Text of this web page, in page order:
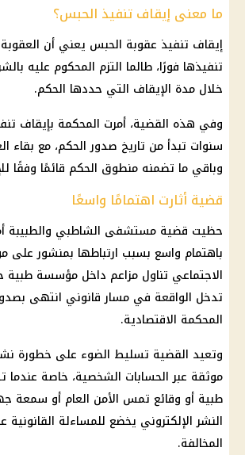
ما معنى إيقاف تنفيذ الحبس؟
إيقاف تنفيذ عقوبة الحبس يعني أن العقوبة
تنفيذها فورًا، طالما التزم المحكوم عليه
خلال مدة الإيقاف التي حددها الحكم.
سنوات تبدأ من تاريخ صدور الحكم، مع بقاء
وباقي ما تضمنه منطوق الحكم قائمًا وفقًا
قضية أثارت اهتمامًا واسعًا
حظيت قضية مستشفى الشاطبي والطبيبة
باهتمام واسع بسبب ارتباطها بمنشور على
الاجتماعي تناول مزاعم داخل مؤسسة طبية
تدخل الواقعة في مسار قانوني انتهى
المحكمة الاقتصادية.
وتعيد القضية تسليط الضوء على خطورة
موثقة عبر الحسابات الشخصية، خاصة
طبية أو وقائع تمس الأمن العام أو سمعة
النشر الإلكتروني يخضع للمساءلة القانونية
المخالفة.